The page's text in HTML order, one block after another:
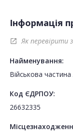
Інформація
open_in_new Як перевірити
Найменування:
Військова
Код ЄДРПОУ:
26632335